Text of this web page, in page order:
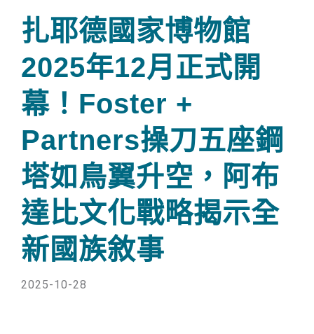
扎耶德國家博物館
2025年12月正式開
幕！Foster +
Partners操刀五座鋼
塔如鳥翼升空，阿布
達比文化戰略揭示全
新國族敘事
2025-10-28